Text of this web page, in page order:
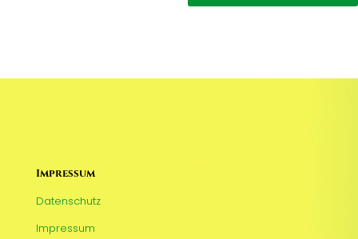
Impressum
Datenschutz
Impressum